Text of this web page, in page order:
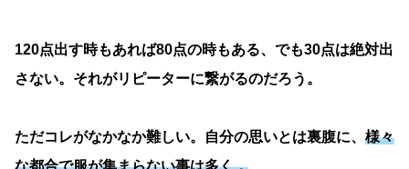
120点出す時もあれば80点の時もある、でも30点は絶対出
さない。それがリピーターに繋がるのだろう。
ただコレがなかなか難しい。自分の思いとは裏腹に、 様々
な都合で服が集まらない事は多く．